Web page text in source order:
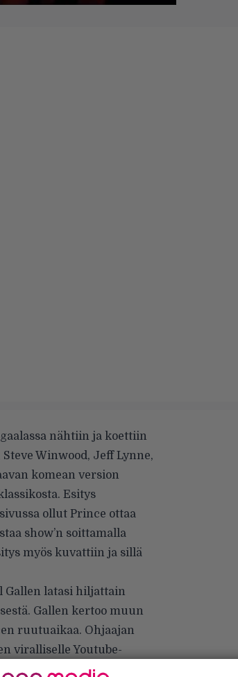
nähtiin ja koettiin
Winwood, Jeff Lynne,
komean version
Esitys
ollut Prince ottaa
show’n soittamalla
myös kuvattiin ja sillä
latasi hiljattain
Gallen kertoo muun
ruutuaikaa. Ohjaajan
viralliselle Youtube-